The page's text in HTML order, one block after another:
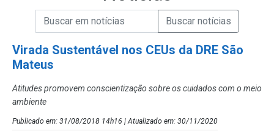
Campo de Busca de Notícias
Campo de Busca de informaçõesEnviar a Busca de Notícias
Virada Sustentável nos CEUs da DRE São
Mateus
Atitudes promovem conscientização sobre os cuidados com o meio
ambiente
Publicado em: 31/08/2018 14h16 | Atualizado em: 30/11/2020